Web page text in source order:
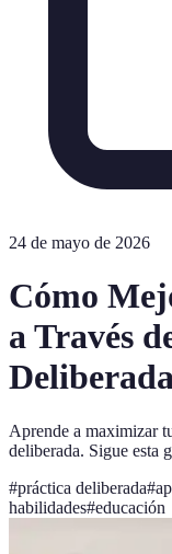
24 de mayo de 2026
Cómo
a Través
Aprende a maximizar
deliberada. Sigue esta
#práctica deliberada#
habilidades#educación